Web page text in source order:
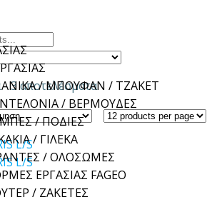
/ ΜΠΟΥΦΑΝ / ΤΖΑΚΕΤ
/ ΒΕΡΜΟΥΔΕΣ
/ ΠΟΔΙΕΣ
/ ΓΙΛΕΚΑ
/ ΟΛΟΣΩΜΕΣ
ΕΡΓΑΣΙΑΣ FAGEO
/ ΖΑΚΕΤΕΣ
3 αποτελέσματα